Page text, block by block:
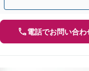
電話でお問い合わ